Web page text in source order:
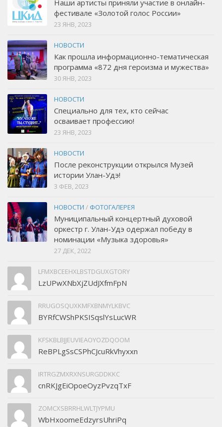
Наши артисты приняли участие в онлайн-
фестивале «Золотой голос России»
23 ЯНВ, 2023
НОВОСТИ
Как прошла информационно-тематическая
программа «872 дня героизма и мужества»
30 ЯНВ, 2023
НОВОСТИ
Специально для тех, кто сейчас
осваивает профессию!
23 ЯНВ, 2023
НОВОСТИ
После реконструкции открылся Музей
истории Улан-Удэ!
3 ФЕВ, 2023
НОВОСТИ / ФОТОГАЛЕРЕЯ
Муниципальный концертный духовой
оркестр г. Улан-Удэ одержал победу в
номинации «Музыка здоровья»
27 ДЕК, 2022
LFMXBCEEHXLBSTDGUXGTORY
LzUPwXNbXjZUdJXfmFpN
RRUGOSQUXKMFXBNMYLKBVC
BYRfCWShPKSISqslYsLucWR
KFSKBLBJJEUVIEAOYOZDQOOM
ReBPLgSsCSPhCJcuRkVhyxxn
IRTRGZMXRXNSURGDDKKC
cnRKJgEiOpoeOyzPvzqTxF
ZOMCXSBRRHLWLTJYPMU
WbHxoomeEdzyrsUhriPq